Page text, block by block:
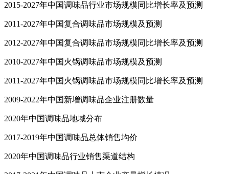
2015-2027年中国调味品行业市场规模同比增长率及预测
2011-2027年中国复合调味品市场规模及预测
2012-2027年中国复合调味品市场规模同比增长率及预测
2010-2027年中国火锅调味品市场规模及预测
2011-2027年中国火锅调味品市场规模同比增长率及预测
2009-2022年中国新增调味品企业注册数量
2020年中国调味品地域分布
2017-2019年中国调味品总体销售均价
2020年中国调味品行业销售渠道结构